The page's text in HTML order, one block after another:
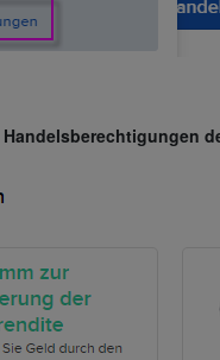
Handelsberechtigungen